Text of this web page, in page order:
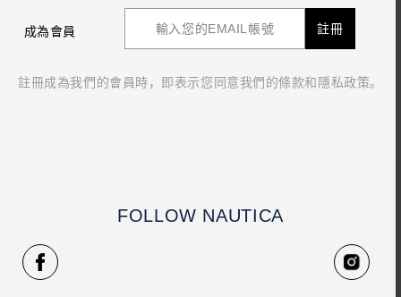
成為會員 註冊
註冊成為我們的會員時，即表示您同意我們的條款和隱私政策。
FOLLOW NAUTICA